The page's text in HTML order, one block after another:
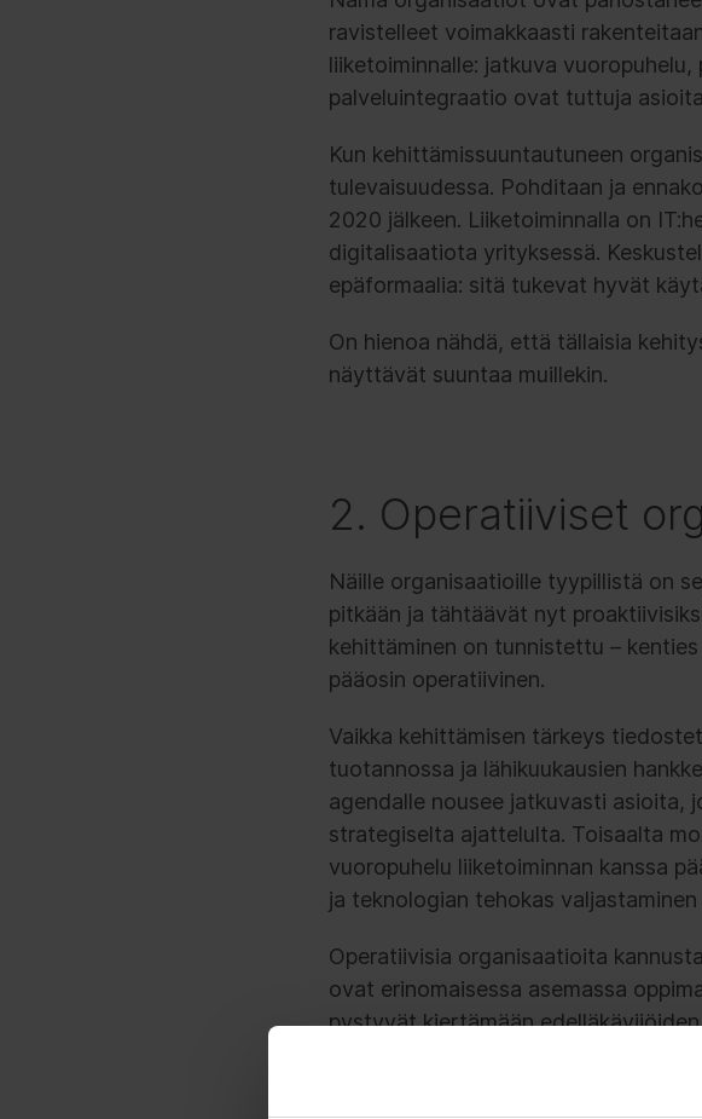
ravistelleet voimakkaasti
liiketoiminnalle: jatkuva
palveluintegraatio ovat tuttuja
Kun kehittämissuuntautuneen
tulevaisuudessa. Pohditaan ja
2020 jälkeen. Liiketoiminnalla on
digitalisaatiota yrityksessä.
epäformaalia: sitä tukevat hyvät
On hienoa nähdä, että tällaisia
näyttävät suuntaa muillekin.
2. Operatiiviset
Näille organisaatioille tyypillistä on
pitkään ja tähtäävät nyt
kehittäminen on tunnistettu –
pääosin operatiivinen.
Vaikka kehittämisen tärkeys
tuotannossa ja lähikuukausien
agendalle nousee jatkuvasti asioita,
strategiselta ajattelulta. Toisaalta
vuoropuhelu liiketoiminnan kanssa
ja teknologian tehokas
Operatiivisia organisaatioita
ovat erinomaisessa asemassa
pystyvät kiertämään